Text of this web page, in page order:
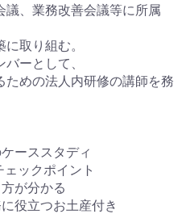
、業務改善会議等に所属
取り組む。
ーとして、
めの法人内研修の講師を務
ーススタディ
ックポイント
が分かる
役立つお土産付き